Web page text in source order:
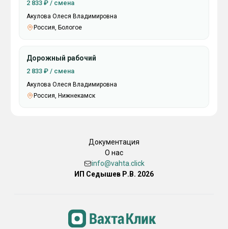
2 833 ₽ / смена
Акулова Олеся Владимировна
Россия, Бологое
Дорожный рабочий
2 833 ₽ / смена
Акулова Олеся Владимировна
Россия, Нижнекамск
Документация
О нас
info@vahta.click
ИП Седышев Р.В. 2026